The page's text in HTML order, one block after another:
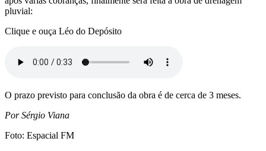
pluvial:
Clique e ouça Léo do Depósito
O prazo previsto para conclusão da obra é de cerca de 3 meses.
Por Sérgio Viana
Foto: Espacial FM